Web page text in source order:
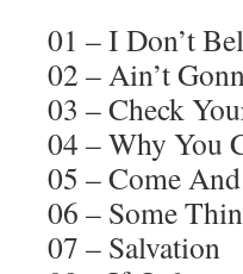
01 – I Don’t
02 – Ain’t
03 – Check
04 – Why You
05 – Come
06 – Some
07 – Salvation